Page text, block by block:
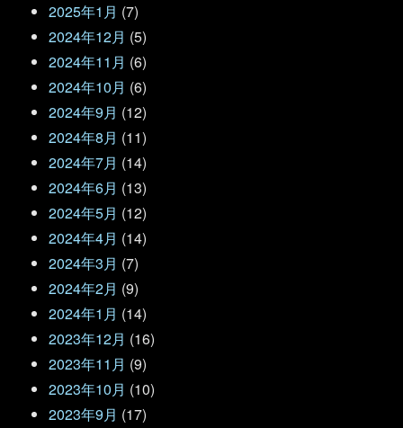
2025年1月 (7)
2024年12月 (5)
2024年11月 (6)
2024年10月 (6)
2024年9月 (12)
2024年8月 (11)
2024年7月 (14)
2024年6月 (13)
2024年5月 (12)
2024年4月 (14)
2024年3月 (7)
2024年2月 (9)
2024年1月 (14)
2023年12月 (16)
2023年11月 (9)
2023年10月 (10)
2023年9月 (17)